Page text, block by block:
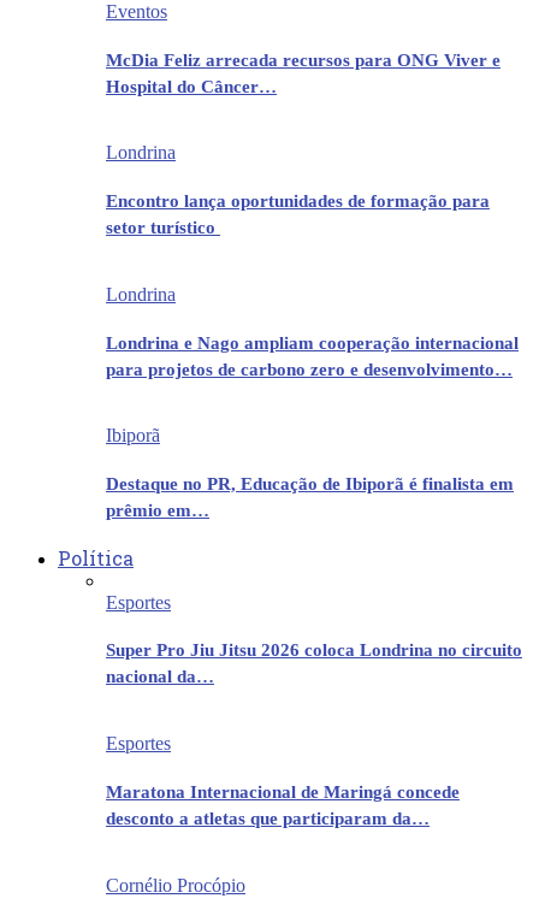
Eventos
McDia Feliz arrecada recursos para ONG Viver e
Hospital do Câncer…
Londrina
Encontro lança oportunidades de formação para
setor turístico
Londrina
Londrina e Nago ampliam cooperação internacional
para projetos de carbono zero e desenvolvimento…
Ibiporã
Destaque no PR, Educação de Ibiporã é finalista em
prêmio em…
Política
Esportes
Super Pro Jiu Jitsu 2026 coloca Londrina no circuito
nacional da…
Esportes
Maratona Internacional de Maringá concede
desconto a atletas que participaram da…
Cornélio Procópio